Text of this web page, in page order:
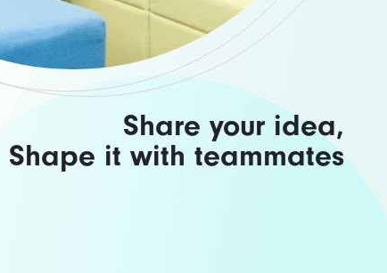
Share your idea,
Shape it with teammates